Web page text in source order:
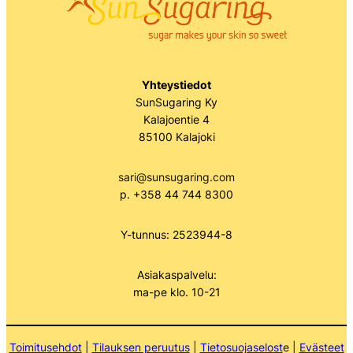
Yhteystiedot
SunSugaring Ky
Kalajoentie 4
85100 Kalajoki
sari@sunsugaring.com
p. +358 44 744 8300
Y-tunnus: 2523944-8
Asiakaspalvelu:
ma-pe klo. 10-21
Toimitusehdot| Tilauksen peruutus| Tietosuojaseloste | Evästeet